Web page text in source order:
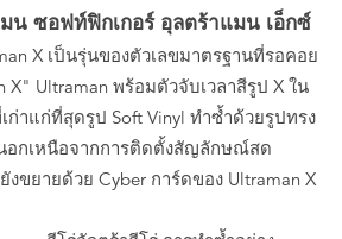
น ซอฟท์ฟิกเกอร์ อุลตร้าแมน เอ็กซ์
X เป็นรุ่นของตัวเลขมาตรฐานที่รอคอย
X" Ultraman พร้อมตัวจับเวลาสีรูป X ใน
ก่าแก่ที่สุดรูป Soft Vinyl ทำซ้ำด้วยรูปทรง
อกเหนือจากการติดตั้งสัญลักษณ์สด
งขยายด้วย Cyber ​​การ์ดของ Ultraman X